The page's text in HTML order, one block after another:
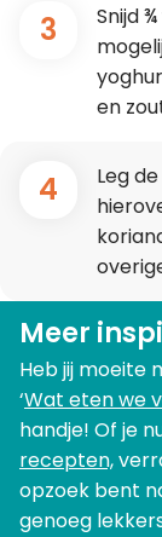
3
Snijd
en
4
Leg
Meer
Heb jij moeite
‘Wat eten we
handje! Of je
recepten,
opzoek bent
genoeg